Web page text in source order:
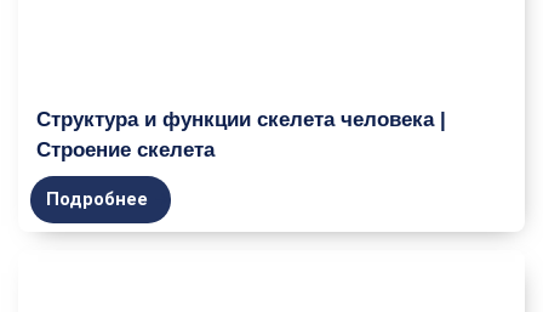
Структура и функции скелета человека |
Строение скелета
Подробнее